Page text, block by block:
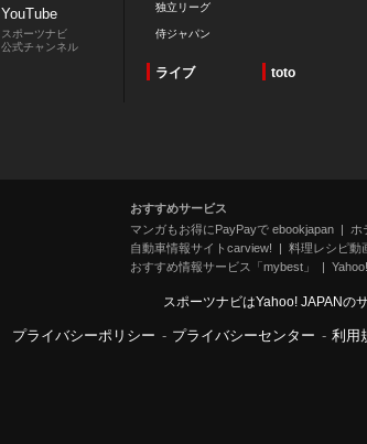
YouTube
スポーツナビ
公式チャンネル
独立リーグ
侍ジャパン
ライブ toto
おすすめサービス
マンガもお得にPayPayで ebookjapan
ホ
自動車情報サイトcarview!
料理レシピ動
おすすめ情報サービス「mybest」
スポーツナビはYahoo! JAPANの
プライバシーポリシー - プライバシーセンター - 利用